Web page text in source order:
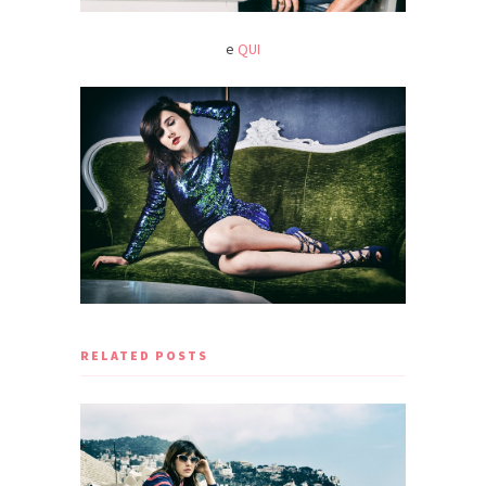
e QUI
RELATED POSTS